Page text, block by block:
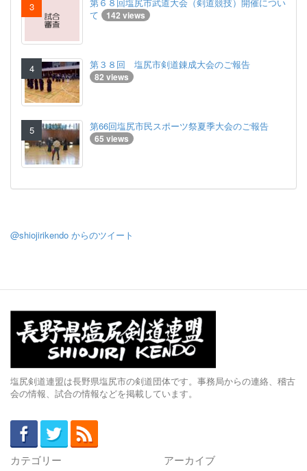
て
142 views
第３８回 塩尻市剣道錬成大会のご報告
82 views
第66回塩尻市民スポーツ祭夏季大会のご報告
65 views
@shiojirikendo からのツイート
塩尻剣道連盟は長野県塩尻市の剣道団体です。事務局からの連絡、稽古
会の情報、試合の情報などを掲載しています。
カテゴリー アーカイブ